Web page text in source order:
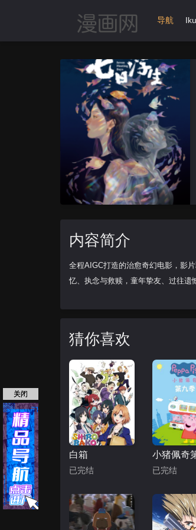
首页 动漫导航
内容简介
全程AIGC打造的治愈奇幻电影，影
忆、执念与救赎，童年挚友、过往遗
猜你喜欢
白箱
已完结 已完结
关闭